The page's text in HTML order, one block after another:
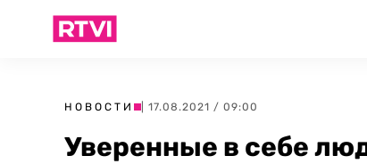
НОВОСТИ | 17.08.2021 / 09:00
Уверенные в себе